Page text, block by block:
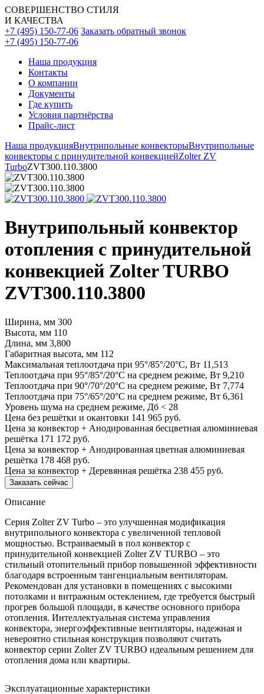
СОВЕРШЕНСТВО СТИЛЯ
И КАЧЕСТВА
+7 (495) 150-77-06 Заказать обратный звонок
+7 (495) 150-77-06
Наша продукция
Контакты
О компании
Документы
Где купить
Условия партнёрства
Прайс-лист
Наша продукцияВнутрипольные конвекторыВнутрипольные
конвекторы с принудительной конвекциейZolter ZV
TurboZVT300.110.3800
Внутрипольный конвектор
отопления с принудительной
конвекцией Zolter TURBO
ZVT300.110.3800
Ширина, мм 300
Высота, мм 110
Длина, мм 3,800
Габаритная высота, мм 112
Максимальная теплоотдача при 95°/85°/20°С, Вт 11,513
Теплоотдача при 95°/85°/20°С на среднем режиме, Вт 9,210
Теплоотдача при 90°/70°/20°С на среднем режиме, Вт 7,774
Теплоотдача при 75°/65°/20°С на среднем режиме, Вт 6,361
Уровень шума на среднем режиме, Дб < 28
Цена без решётки и окантовки 141 965 руб.
Цена за конвектор + Анодированная бесцветная алюминиевая
решётка 171 172 руб.
Цена за конвектор + Анодированная цветная алюминиевая
решётка 178 468 руб.
Цена за конвектор + Деревянная решётка 238 455 руб.
Заказать сейчас
Описание
Серия Zolter ZV Turbo – это улучшенная модификация
внутрипольного конвектора с увеличенной тепловой
мощностью. Встраиваемый в пол конвектор с
принудительной конвекцией Zolter ZV TURBO – это
стильный отопительный прибор повышенной эффективности
благодаря встроенным тангенциальным вентиляторам.
Рекомендован для установки в помещениях с высокими
потолками и витражным остеклением, где требуется быстрый
прогрев большой площади, в качестве основного прибора
отопления. Интеллектуальная система управления
конвектора, энергоэффективные вентиляторы, надежная и
невероятно стильная конструкция позволяют считать
конвектор серии Zolter ZV TURBO идеальным решением для
отопления дома или квартиры.
Эксплуатационные характеристики